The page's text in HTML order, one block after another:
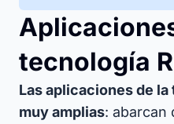
tecnología
Las aplicaciones de la
muy amplias: abarcan